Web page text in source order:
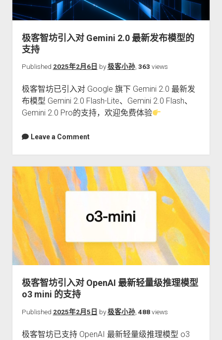
智
坊
出
折
满
血
版
免
DeepSeek
R1&V3
极客智坊引入对 Gemini 2.0 最新发布模型的
支持
Published 2025年2月6日 by极客小孙, 363 views
极客智坊已引入对 Google 旗下 Gemini 2.0 最新发
布模型 Gemini 2.0 Flash-Lite、Gemini 2.0 Flash、
Gemini 2.0 Pro的支持，欢迎免费体验
Leave a Comment
极客智坊引入对 OpenAI 最新轻量级推理模型
o3 mini 的支持
Published 2025年2月5日 by极客小孙, 488views
极客智坊已支持 OpenAI 最新轻量级推理模型 o3